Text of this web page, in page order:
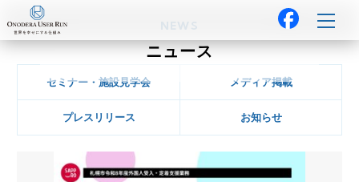
ニュース
セミナー・施設見学会 メディア掲載
プレスリリース お知らせ